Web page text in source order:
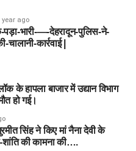
year ago
पड़ा-भारी-—-देहरादून-पुलिस-ने-
कार्रवाई |
के हापला बाजार में उद्यान विभाग
हो गई।
सिंह ने किए मां नैना देवी के
की कामना की….